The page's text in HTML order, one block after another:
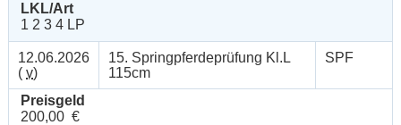
LKL/Art
1 2 3 4 LP
12.06.2026
( v)
15. Springpferdeprüfung Kl.L
115cm
SPF
Preisgeld
200,00 €